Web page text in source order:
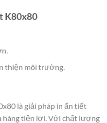
K80x80
thiện môi trường.
là giải pháp in ấn tiết
hàng tiện lợi. Với chất lượng